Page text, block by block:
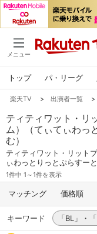
メニュー
トップ パ・リーグ
楽天TV > 出演者一覧 >
ティティワット・リ
ム）（てぃてぃわっ
む）
ティティワット・リット
ぃわっとりっとぷらすー
1件中 1～1件を表示
マッチング 価格順
キーワード 「BL」・